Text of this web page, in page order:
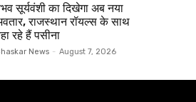
सूर्यवंशी का दिखेगा अब नया
राजस्थान रॉयल्स के साथ
रहे हैं पसीना
News - August 7, 2026